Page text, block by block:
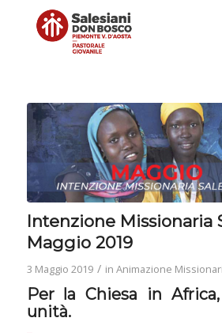
Intenzione Missionaria
Maggio 2019
3 Maggio 2019 / in Animazione
Per la Chiesa in
unità.